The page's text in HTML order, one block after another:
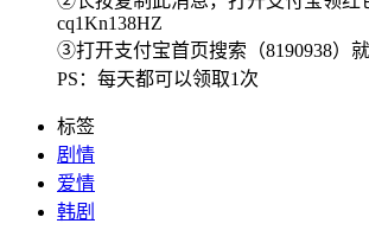
cq1Kn138HZ
③打开支付宝首页搜索（8190938）
PS：每天都可以领取1次
标签
剧情
爱情
韩剧